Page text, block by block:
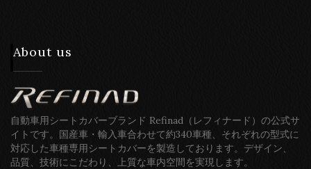
About us
自動車用シートカバーブランド Refinad（レフィナード）の公式サ
イトです。国産車・輸入車合わせて約340車種、それぞれの型式に
対応した車種専用シートカバーを製造しております。デザイン、
品質、技術にこだわり、上質な車内空間を実現します。